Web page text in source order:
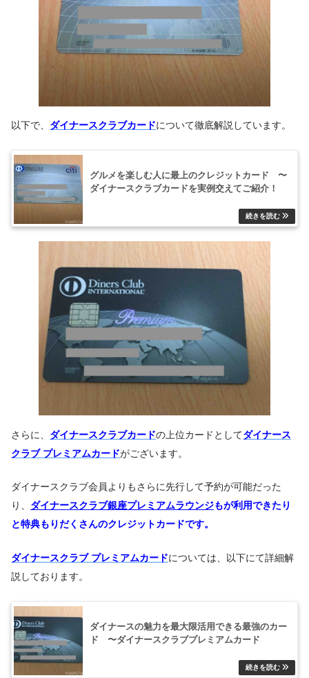
以下で、 ダイナースクラブカードについて徹底解説しています。
グルメを楽しむ人に最上のクレジットカード 〜
ダイナースクラブカードを実例交えてご紹介！
さらに、 ダイナースクラブカードの上位カードとしてダイナース
クラブ プレミアムカードがございます。
ダイナースクラブ会員よりもさらに先行して予約が可能だった
り、 ダイナースクラブ銀座プレミアムラウンジもが利用できたり
と特典もりだくさんのクレジットカードです。
ダイナースクラブ プレミアムカードについては、以下にて詳細解
説しております。
ダイナースの魅力を最大限活用できる最強のカー
ド 〜ダイナースクラブプレミアムカード